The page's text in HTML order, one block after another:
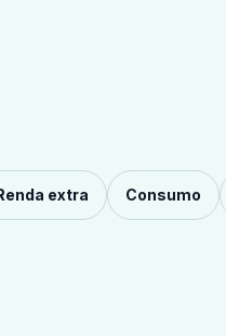
extra Consumo